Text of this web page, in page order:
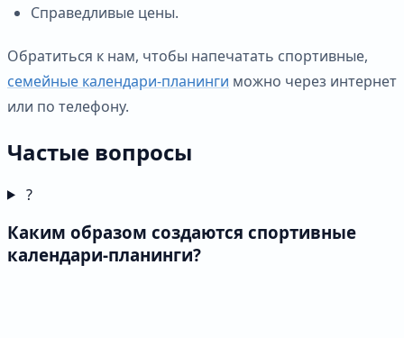
Справедливые цены.
Обратиться к нам, чтобы напечатать спортивные,
семейные календари-планинги можно через интернет
или по телефону.
Частые вопросы
?
Каким образом создаются спортивные
календари-планинги?